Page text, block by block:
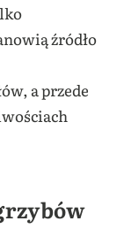
źródło
a przede